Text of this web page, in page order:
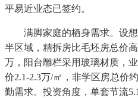
平易近业态已签约。
满脚家庭的栖身需求。设想
半区域，精拆房比毛坯房总价
万，阳台雕栏采用玻璃材质，
价2.1-2.3万/㎡，非学区房总价
勤需求。投资角度，单套节流